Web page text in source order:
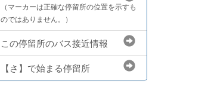
（マーカーは正確な停留所の位置を示すも
のではありません。）
この停留所のバス接近情報
【さ】で始まる停留所